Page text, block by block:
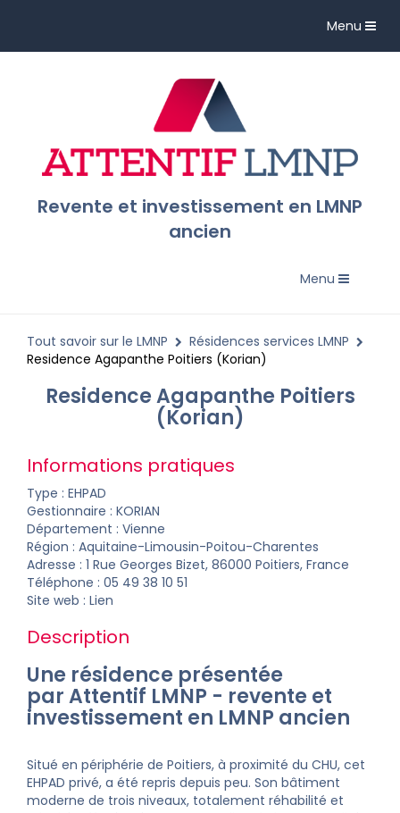
Toggle
Menu
Revente et investissement en LMNP
ancien
Toggle
Menu
Tout savoir sur le LMNP
Résidences services LMNP
Residence Agapanthe Poitiers (Korian)
Residence Agapanthe Poitiers
(Korian)
Informations pratiques
Type : EHPAD
Gestionnaire : KORIAN
Département : Vienne
Région : Aquitaine-Limousin-Poitou-Charentes
Adresse : 1 Rue Georges Bizet, 86000 Poitiers, France
Téléphone : 05 49 38 10 51
Site web : Lien
Description
Une résidence présentée
par Attentif LMNP - revente et
investissement en LMNP ancien
Situé en périphérie de Poitiers, à proximité du CHU, cet
EHPAD privé, a été repris depuis peu. Son bâtiment
moderne de trois niveaux, totalement réhabilité et